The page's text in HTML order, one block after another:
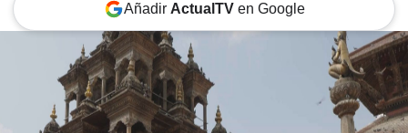
Añadir ActualTVen Google